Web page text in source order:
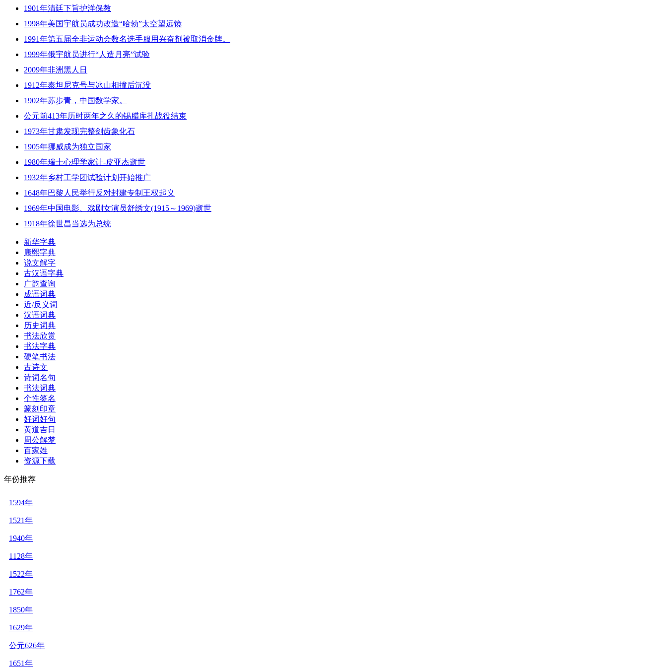
1901年清廷下旨护洋保教
1998年美国宇航员成功改造“哈勃”太空望远镜
1991年第五届全非运动会数名选手服用兴奋剂被取消金牌。
1999年俄宇航员进行“人造月亮”试验
2009年非洲黑人日
1912年泰坦尼克号与冰山相撞后沉没
1902年苏步青，中国数学家。
公元前413年历时两年之久的锡腊库扎战役结束
1973年甘肃发现完整剑齿象化石
1905年挪威成为独立国家
1980年瑞士心理学家让-皮亚杰逝世
1932年乡村工学团试验计划开始推广
1648年巴黎人民举行反对封建专制王权起义
1969年中国电影、戏剧女演员舒绣文(1915～1969)逝世
1918年徐世昌当选为总统
新华字典
康熙字典
说文解字
古汉语字典
广韵查询
成语词典
近/反义词
汉语词典
历史词典
书法欣赏
书法字典
硬笔书法
古诗文
诗词名句
书法词典
个性签名
篆刻印章
好词好句
黄道吉日
周公解梦
百家姓
资源下载
年份推荐
1594年
1521年
1940年
1128年
1522年
1762年
1850年
1629年
公元626年
1651年